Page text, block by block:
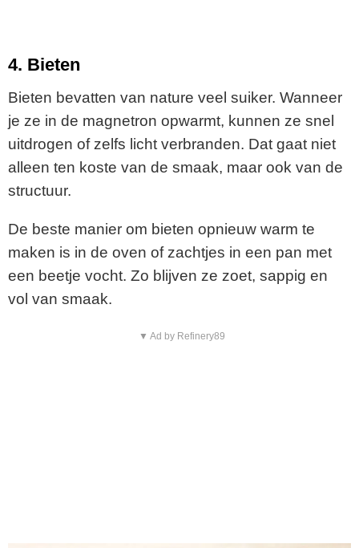
4. Bieten
Bieten bevatten van nature veel suiker. Wanneer
je ze in de magnetron opwarmt, kunnen ze snel
uitdrogen of zelfs licht verbranden. Dat gaat niet
alleen ten koste van de smaak, maar ook van de
structuur.
De beste manier om bieten opnieuw warm te
maken is in de oven of zachtjes in een pan met
een beetje vocht. Zo blijven ze zoet, sappig en
vol van smaak.
▼ Ad by Refinery89